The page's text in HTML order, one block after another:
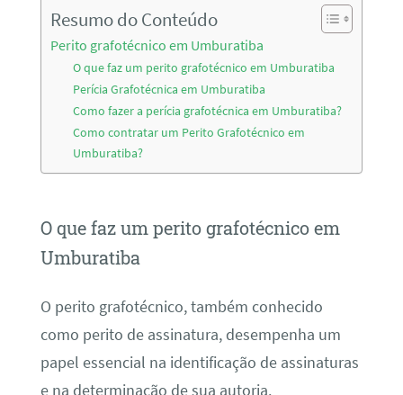
Resumo do Conteúdo
Perito grafotécnico em Umburatiba
O que faz um perito grafotécnico em Umburatiba
Perícia Grafotécnica em Umburatiba
Como fazer a perícia grafotécnica em Umburatiba?
Como contratar um Perito Grafotécnico em
Umburatiba?
O que faz um perito grafotécnico em
Umburatiba
O perito grafotécnico, também conhecido
como perito de assinatura, desempenha um
papel essencial na identificação de assinaturas
e na determinação de sua autoria.